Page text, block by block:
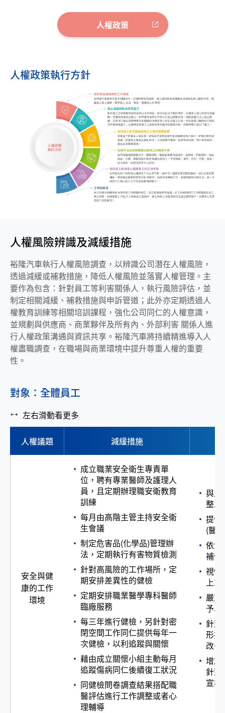
人權政策
人權政策執行方針
人權風險辨識及減緩措施
裕隆汽車執行人權風險調查，以辨識公司潛在人權風險，
透過減緩或補救措施，降低人權風險並落實人權管理。主
要作為包含：針對員工等利害關係人，執行風險評估，並
制定相關減緩、補救措施與申訴管道；此外亦定期透過人
權教育訓練等相關培訓課程，強化公司同仁的人權意識，
並規劃與供應商、商業夥伴及所有內、外部利害 關係人進
行人權政策溝通與資訊共享。裕隆汽車將持續精進導入人
權盡職調查，在職場與商業環境中提升尊重人權的重要
性。
對象：全體員工
左右滑動看更多
人權議題 減緩措施
安全與健
康的工作
環境
成立職業安全衛生專責單
位，聘有專業醫師及護理人
員，且定期辦理職安衛教育
訓練
每月由高階主管主持安全衛
生會議
制定危害品(化學品)管理辦
法，定期執行有害物質檢測
針對高風險的工作場所，定
期安排差異性的健檢
定期安排職業醫學專科醫師
臨廠服務
每三年進行健檢，另針對密
閉空間工作同仁提供每年一
次健檢，以利追蹤與關懷
藉由成立關懷小組主動每月
追蹤傷病同仁後續復工狀況
同健檢問卷調查結果搭配職
醫評估進行工作調整或者心
理輔導
與主
整工
提供
(醫
依法
補償
視情
上
嚴重
予以
針對
形提
改善
增加
針對
宣導